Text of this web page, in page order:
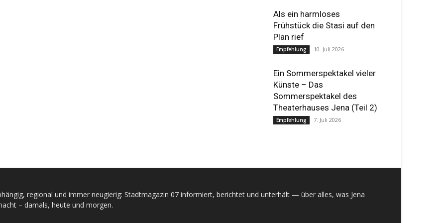
Als ein harmloses
Frühstück die Stasi auf den
Plan rief
Empfehlung 10. Juli 2026
Ein Sommerspektakel vieler
Künste – Das
Sommerspektakel des
Theaterhauses Jena (Teil 2)
Empfehlung 7. Juli 2026
regional und immer neugierig: Stadtmagazin 07 informiert, berichtet und unterhält — über alles, was Jena
– damals, heute und morgen.